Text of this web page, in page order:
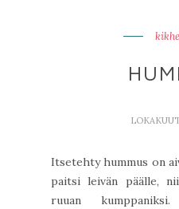
Itsetehty hummus on
paitsi leivän päälle,
ruuan